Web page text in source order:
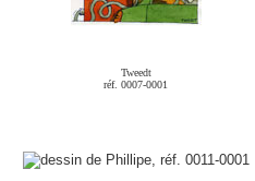
Tweedt
réf. 0007-0001